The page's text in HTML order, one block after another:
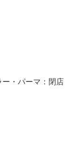
・パーマ：閉店